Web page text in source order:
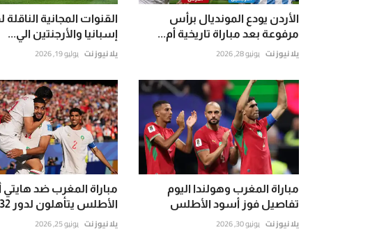
الأردن يودع المونديال برأس
مرفوعة بعد مباراة تاريخية أم...
يلا نيوز نت يونيو 28, 2026
القنوات المجانية الناقلة
إسبانيا والأرجنتين الي...
يلا نيوز نت يوليو 19, 2026
مباراة المغرب وهولندا اليوم
تفاصيل فوز أسود الأطلس
يلا نيوز نت يونيو 30, 2026
مباراة المغرب ضد
الأطلس يتأهلون لدور 32 بمون...
يلا نيوز نت يونيو 25, 2026